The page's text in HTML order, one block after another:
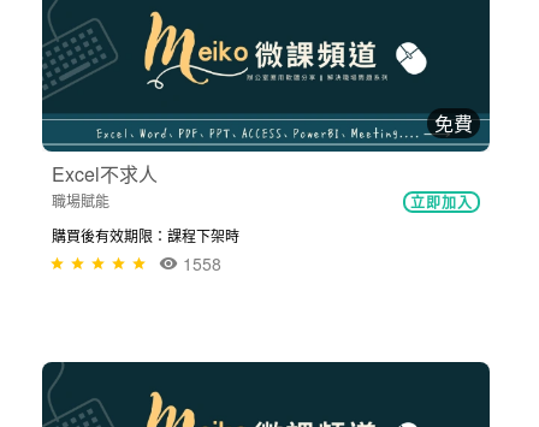
免費
Excel不求人
職場賦能 立即加入
購買後有效期限：課程下架時
1558